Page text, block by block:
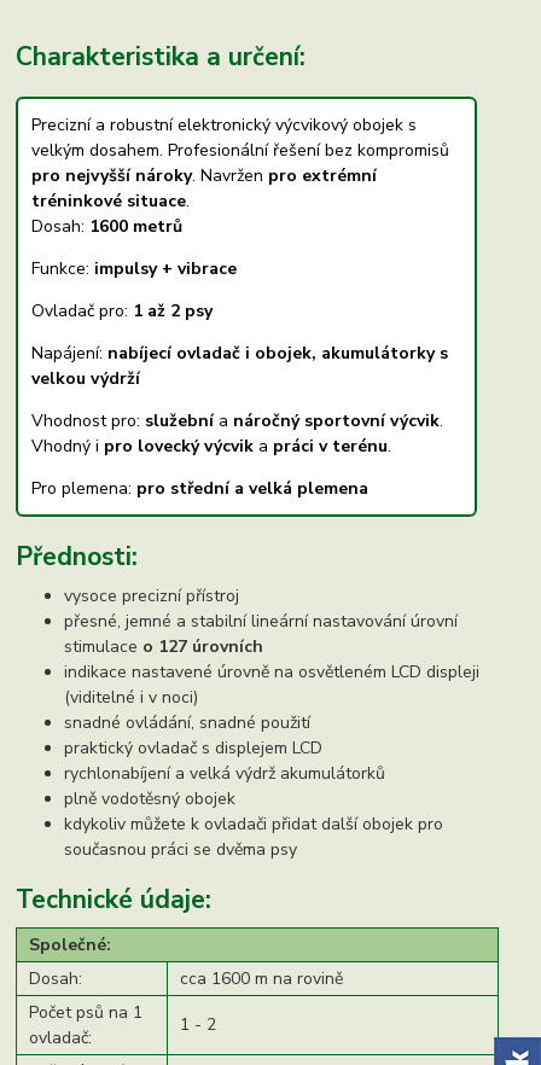
Charakteristika a určení:
Precizní a robustní elektronický výcvikový obojek s
velkým dosahem. Profesionální řešení bez kompromisů
pro nejvyšší nároky. Navržen pro extrémní
tréninkové situace.
Dosah: 1600 metrů
Funkce: impulsy + vibrace
Ovladač pro: 1 až 2 psy
Napájení: nabíjecí ovladač i obojek, akumulátorky s
velkou výdrží
Vhodnost pro: služebnía náročný sportovní výcvik.
Vhodný i pro lovecký výcvik a práci v terénu.
Pro plemena: pro střední a velká plemena
Přednosti:
vysoce precizní přístroj
přesné, jemné a stabilní lineární nastavování úrovní
stimulace o 127 úrovních
indikace nastavené úrovně na osvětleném LCD displeji
(viditelné i v noci)
snadné ovládání, snadné použití
praktický ovladač s displejem LCD
rychlonabíjení a velká výdrž akumulátorků
plně vodotěsný obojek
kdykoliv můžete k ovladači přidat další obojek pro
současnou práci se dvěma psy
Technické údaje:
Společné:
Dosah:
cca 1600 m na rovině
Počet psů na 1
ovladač:
1 - 2